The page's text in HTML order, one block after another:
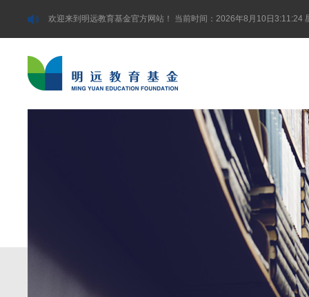
欢迎来到明远教育基金官方网站！ 当前时间：2026年8月10日3:11:24